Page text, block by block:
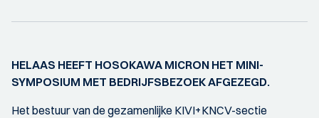
HELAAS HEEFT HOSOKAWA MICRON HET MINI-
SYMPOSIUM MET BEDRIJFSBEZOEK AFGEZEGD.
Het bestuur van de gezamenlijke KIVI+KNCV-sectie